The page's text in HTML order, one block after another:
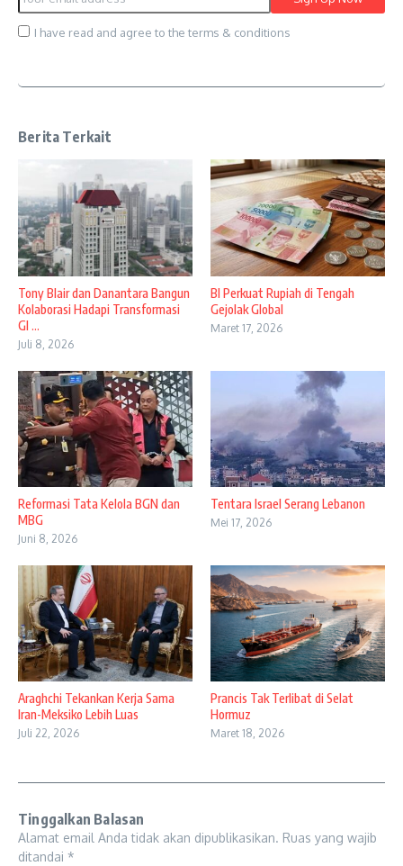
I have read and agree to the terms & conditions
Berita Terkait
Tony Blair dan Danantara Bangun
Kolaborasi Hadapi Transformasi
Gl ...
Juli 8, 2026
BI Perkuat Rupiah di Tengah
Gejolak Global
Maret 17, 2026
Reformasi Tata Kelola BGN dan
MBG
Juni 8, 2026
Tentara Israel Serang Lebanon
Mei 17, 2026
Araghchi Tekankan Kerja Sama
Iran-Meksiko Lebih Luas
Juli 22, 2026
Prancis Tak Terlibat di Selat
Hormuz
Maret 18, 2026
Tinggalkan Balasan
Alamat email Anda tidak akan dipublikasikan. Ruas yang wajib
ditandai *